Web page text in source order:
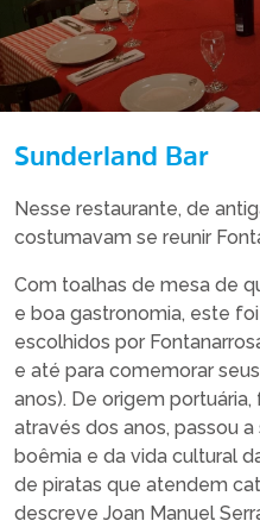
Sunderland Bar
Nesse restaurante, de
costumavam se reunir
Com toalhas de mesa de
e boa gastronomia, este
escolhidos por
e até para comemorar
anos). De origem
através dos anos, passou
boêmia e da vida cultural
de piratas que atendem
descreve Joan Manuel